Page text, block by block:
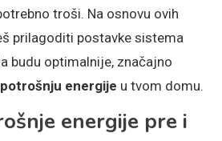
troši. Na osnovu ovih
prilagoditi postavke sistema
budu optimalnije, značajno
energije u tvom domu.
energije pre i